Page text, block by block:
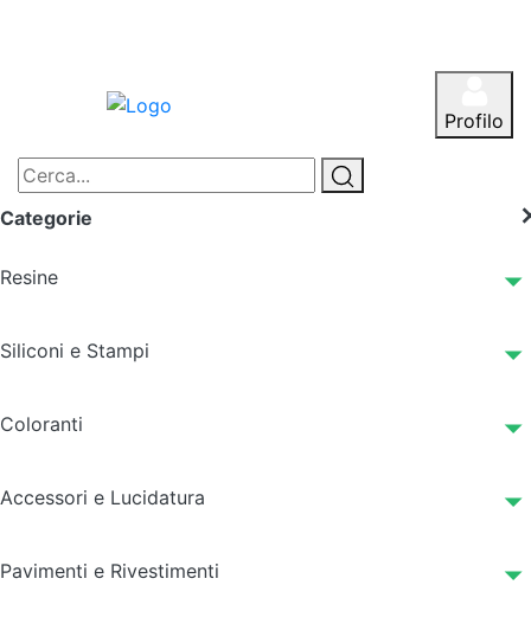
Profilo
Categorie
Resine
Siliconi e Stampi
Coloranti
Accessori e Lucidatura
Pavimenti e Rivestimenti